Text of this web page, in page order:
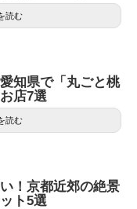
読む
知県で「丸ごと桃
店7選
読む
！京都近郊の絶景
ト5選